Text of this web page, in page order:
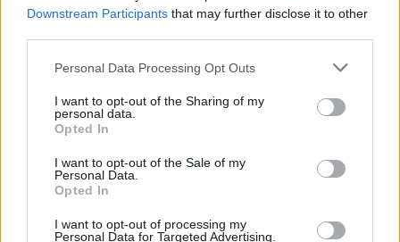
Downstream Participants that may further disclose it to other
Please note that this website/app uses one or more Google
not limited to your visit or usage behaviour. You may click to
grant or deny consent to Google and its third-party tags to
use your data for below specified purposes in below Google
consent section.
Personal Data Processing Opt Outs
I want to opt-out of the Sharing of my
personal data.
Opted In
I want to opt-out of the Sale of my
Personal Data.
Opted In
I want to opt-out of processing my
Personal Data for Targeted Advertising.
Aktuális
Paks II.: Mit jelent az 5. blokk új mérföldköve a
felülvizsgálat árnyékában?